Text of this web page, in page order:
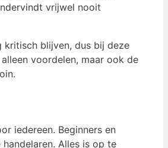
vrijwel nooit
kritisch blijven, dus bij deze
voordelen, maar ook de
iedereen. Beginners en
Alles is op te